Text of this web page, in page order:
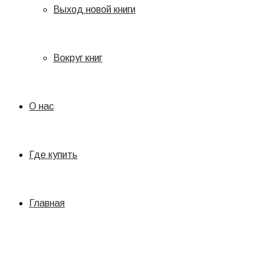
Выход новой книги
Вокруг книг
О нас
Где купить
Главная